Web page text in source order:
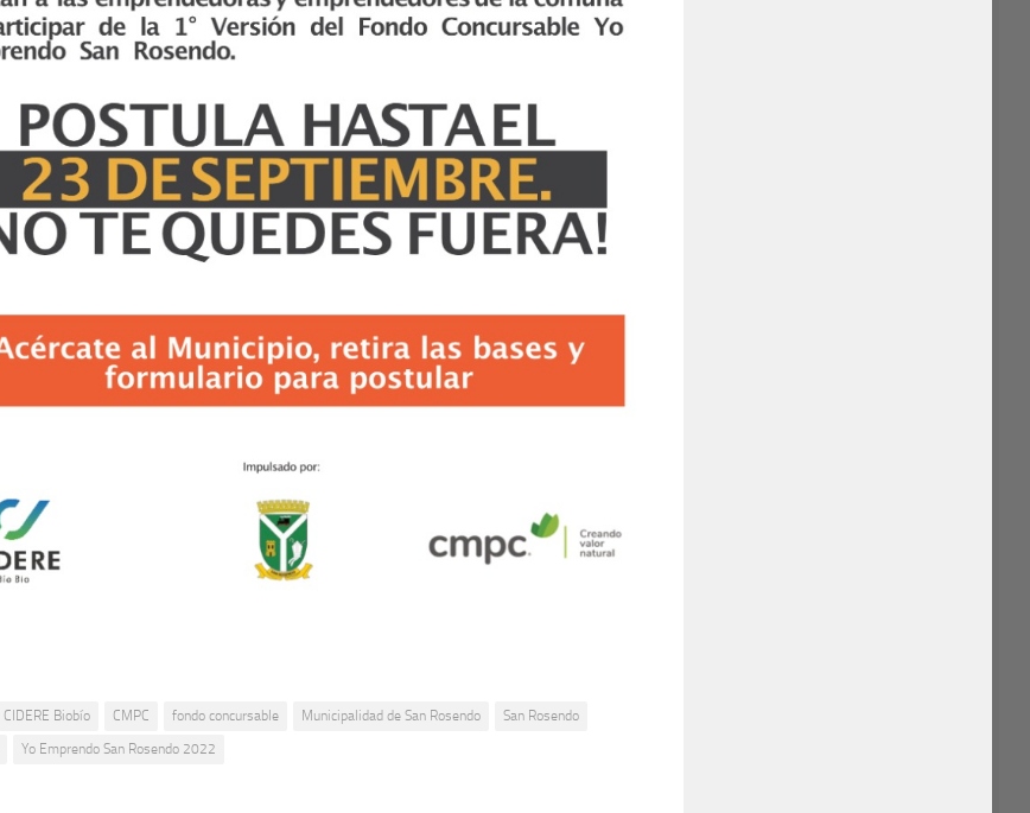
CIDERE Biobío CMPC fondo concursable Municipalidad de San Rosendo
San Rosendo
Yo Emprendo San Rosendo 2022